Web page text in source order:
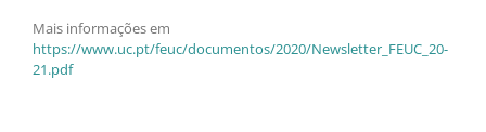
Mais informações em
https://www.uc.pt/feuc/documentos/2020/Newsletter_FEUC_20-
21.pdf